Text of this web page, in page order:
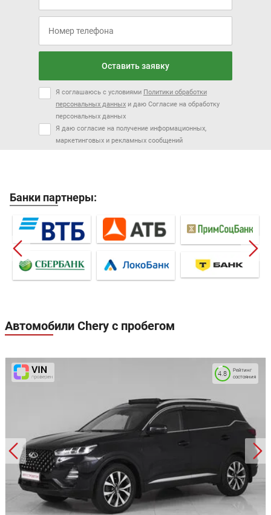
Оставить заявку
Я соглашаюсь с условиями Политики обработки
персональных данных и даю Согласие на обработку
персональных данных
Я даю согласие на получение информационных,
маркетинговых и рекламных сообщений
Банки партнеры:
Автомобили Chery с пробегом
Рейтинг
состояния
4.8